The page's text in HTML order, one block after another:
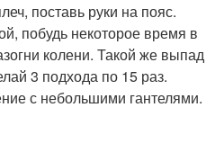
поставь руки на пояс.
побудь некоторое время в
колени. Такой же выпад
3 подхода по 15 раз.
с небольшими гантелями.